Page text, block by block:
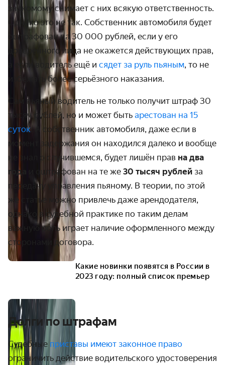
знакомому снимает с них всякую ответственность.
Однако это не так. Собственник автомобиля будет
оштрафован на 30 000 рублей, если у его
доверенного лица не окажется действующих прав,
а если водитель ещё и сядет за руль пьяным, то не
избежать более серьёзного наказания.
Сам пьяный водитель не только получит штраф 30
тысяч рублей, но и может быть арестован на 15
суток. А собственник автомобиля, даже если в
момент задержания он находился далеко и вообще
не знал о случившемся, будет лишён прав на два
года
и оштрафован на те же 30 тысяч рублей за
передачу управления пьяному. В теории, по этой
же статье можно привлечь даже арендодателя,
однако в судебной практике по таким делам
важную роль играет наличие оформленного между
сторонами договора.
Какие новинки появятся в России в
2023 году: полный список премьер
Долги по штрафам
Судебные приставы имеют законное право
ограничить действие водительского удостоверения